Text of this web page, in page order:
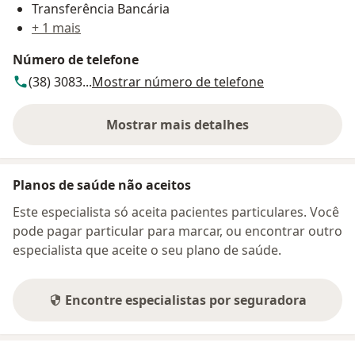
Transferência Bancária
+ 1 mais
Número de telefone
(38) 3083...Mostrar número de telefone
Mostrar mais detalhes
sobre o endereço
Planos de saúde não aceitos
Este especialista só aceita pacientes particulares. Você
pode pagar particular para marcar, ou encontrar outro
especialista que aceite o seu plano de saúde.
Encontre especialistas por seguradora